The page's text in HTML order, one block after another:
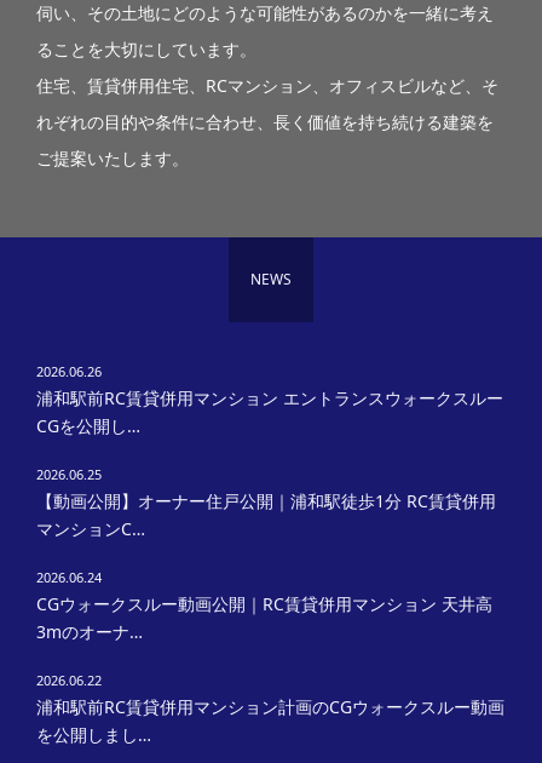
伺い、その土地にどのような可能性があるのかを一緒に考え
ることを大切にしています。
住宅、賃貸併用住宅、RCマンション、オフィスビルなど、そ
れぞれの目的や条件に合わせ、長く価値を持ち続ける建築を
ご提案いたします。
NEWS
2026.06.26
浦和駅前RC賃貸併用マンション エントランスウォークスルー
CGを公開し…
2026.06.25
【動画公開】オーナー住戸公開｜浦和駅徒歩1分 RC賃貸併用
マンションC…
2026.06.24
CGウォークスルー動画公開｜RC賃貸併用マンション 天井高
3mのオーナ…
2026.06.22
浦和駅前RC賃貸併用マンション計画のCGウォークスルー動画
を公開しまし…